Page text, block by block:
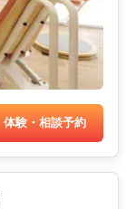
体験・相談予約